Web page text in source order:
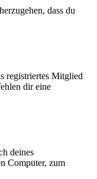
dass du
registriertes Mitglied
dir eine
deines
Computer, zum